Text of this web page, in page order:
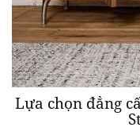
Lựa chọn đẳng